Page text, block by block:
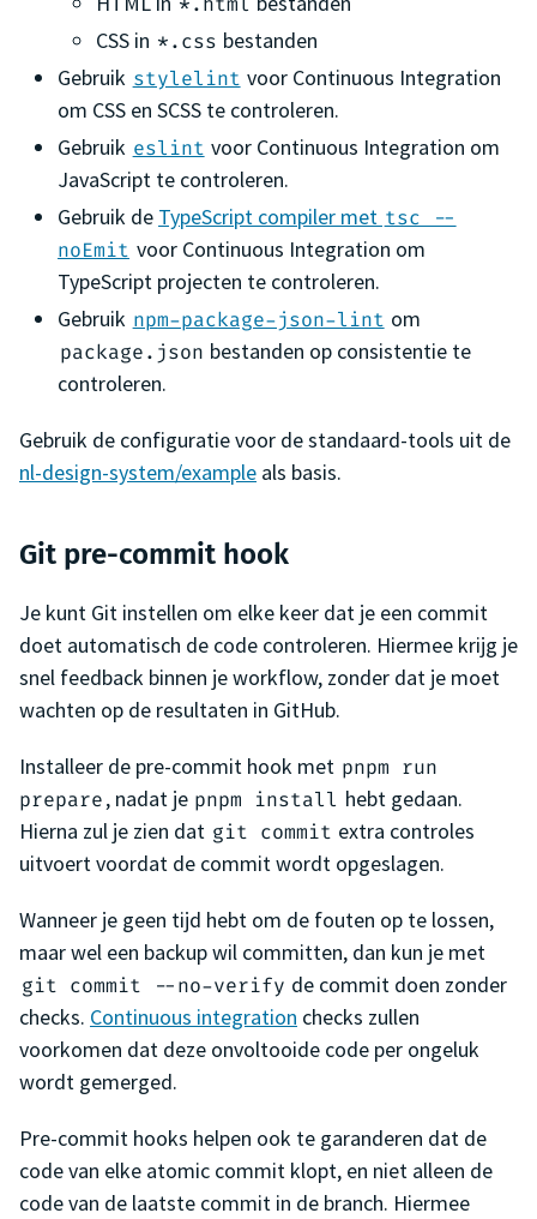
CSS in *.css bestanden
Gebruik stylelint voor Continuous Integration
om CSS en SCSS te controleren.
Gebruik eslint voor Continuous Integration om
JavaScript te controleren.
Gebruik de TypeScript compiler met tsc --
noEmit voor Continuous Integration om
TypeScript projecten te controleren.
Gebruik npm-package-json-lint om
package.json bestanden op consistentie te
controleren.
Gebruik de configuratie voor de standaard-tools uit de
nl-design-system/example als basis.
Git pre-commit hook
Je kunt Git instellen om elke keer dat je een commit
doet automatisch de code controleren. Hiermee krijg je
snel feedback binnen je workflow, zonder dat je moet
wachten op de resultaten in GitHub.
Installeer de pre-commit hook met pnpm run
prepare , nadat je pnpm install hebt gedaan.
Hierna zul je zien dat git commit extra controles
uitvoert voordat de commit wordt opgeslagen.
Wanneer je geen tijd hebt om de fouten op te lossen,
maar wel een backup wil committen, dan kun je met
git commit --no-verify de commit doen zonder
checks. Continuous integration checks zullen
voorkomen dat deze onvoltooide code per ongeluk
wordt gemerged.
Pre-commit hooks helpen ook te garanderen dat de
code van elke atomic commit klopt, en niet alleen de
code van de laatste commit in de branch. Hiermee